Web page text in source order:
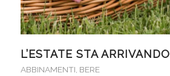
L’ESTATE STA ARRIVANDO
ABBINAMENTI BERE